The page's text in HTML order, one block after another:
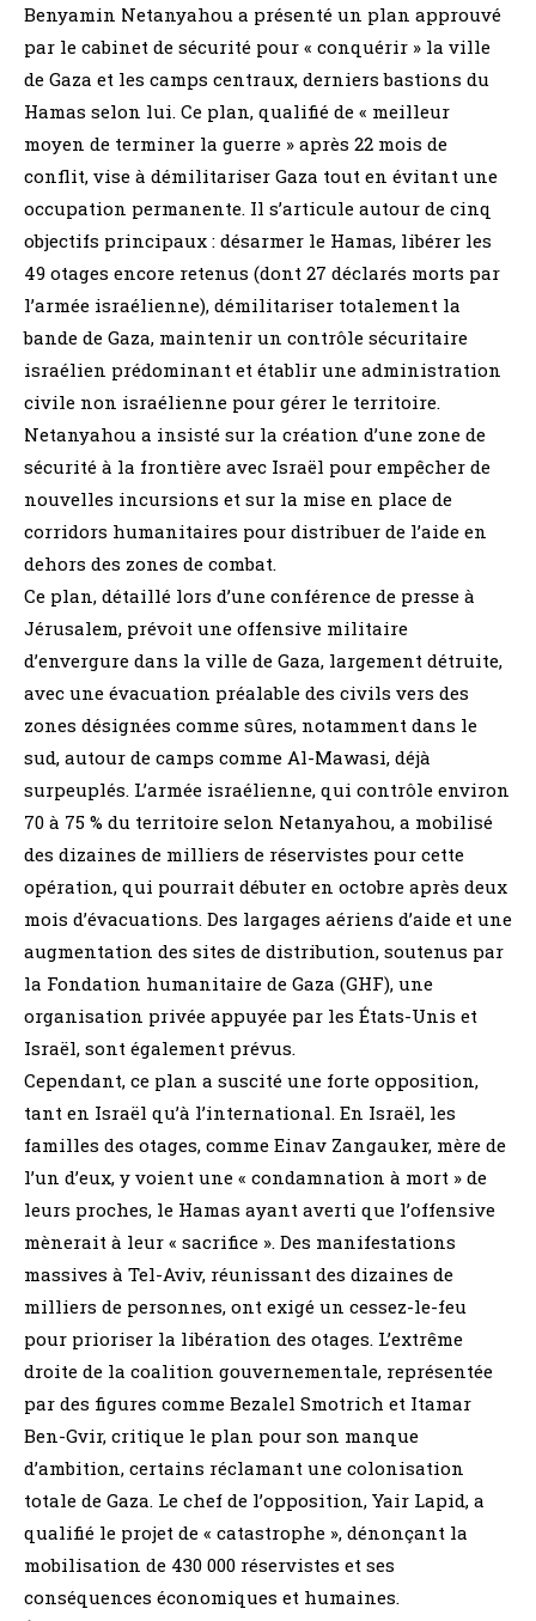
Benyamin Netanyahou a présenté un plan approuvé
par le cabinet de sécurité pour « conquérir » la ville
de Gaza et les camps centraux, derniers bastions du
Hamas selon lui. Ce plan, qualifié de « meilleur
moyen de terminer la guerre » après 22 mois de
conflit, vise à démilitariser Gaza tout en évitant une
occupation permanente. Il s’articule autour de cinq
objectifs principaux : désarmer le Hamas, libérer les
49 otages encore retenus (dont 27 déclarés morts par
l’armée israélienne), démilitariser totalement la
bande de Gaza, maintenir un contrôle sécuritaire
israélien prédominant et établir une administration
civile non israélienne pour gérer le territoire.
Netanyahou a insisté sur la création d’une zone de
sécurité à la frontière avec Israël pour empêcher de
nouvelles incursions et sur la mise en place de
corridors humanitaires pour distribuer de l’aide en
dehors des zones de combat.
Ce plan, détaillé lors d’une conférence de presse à
Jérusalem, prévoit une offensive militaire
d’envergure dans la ville de Gaza, largement détruite,
avec une évacuation préalable des civils vers des
zones désignées comme sûres, notamment dans le
sud, autour de camps comme Al-Mawasi, déjà
surpeuplés. L’armée israélienne, qui contrôle environ
70 à 75 % du territoire selon Netanyahou, a mobilisé
des dizaines de milliers de réservistes pour cette
opération, qui pourrait débuter en octobre après deux
mois d’évacuations. Des largages aériens d’aide et une
augmentation des sites de distribution, soutenus par
la Fondation humanitaire de Gaza (GHF), une
organisation privée appuyée par les États-Unis et
Israël, sont également prévus.
Cependant, ce plan a suscité une forte opposition,
tant en Israël qu’à l’international. En Israël, les
familles des otages, comme Einav Zangauker, mère de
l’un d’eux, y voient une « condamnation à mort » de
leurs proches, le Hamas ayant averti que l’offensive
mènerait à leur « sacrifice ». Des manifestations
massives à Tel-Aviv, réunissant des dizaines de
milliers de personnes, ont exigé un cessez-le-feu
pour prioriser la libération des otages. L’extrême
droite de la coalition gouvernementale, représentée
par des figures comme Bezalel Smotrich et Itamar
Ben-Gvir, critique le plan pour son manque
d’ambition, certains réclamant une colonisation
totale de Gaza. Le chef de l’opposition, Yair Lapid, a
qualifié le projet de « catastrophe », dénonçant la
mobilisation de 430 000 réservistes et ses
conséquences économiques et humaines.